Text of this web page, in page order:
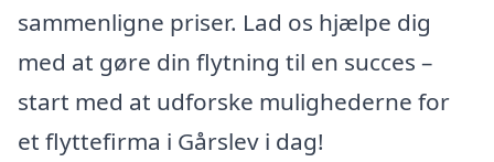
sammenligne priser. Lad os hjælpe dig
med at gøre din flytning til en succes –
start med at udforske mulighederne for
et flyttefirma i Gårslev i dag!